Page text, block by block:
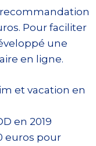
Pour faciliter
une
en ligne.
et vacation en
en 2019
euros pour